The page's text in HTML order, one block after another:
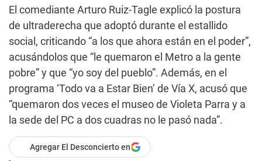
El comediante Arturo Ruiz-Tagle explicó la postura
de ultraderecha que adoptó durante el estallido
social, criticando “a los que ahora están en el poder”,
acusándolos que “le quemaron el Metro a la gente
pobre” y que “yo soy del pueblo”. Además, en el
programa ‘Todo va a Estar Bien’ de Vía X, acusó que
“quemaron dos veces el museo de Violeta Parra y a
la sede del PC a dos cuadras no le pasó nada”.
Agregar El Desconcierto en